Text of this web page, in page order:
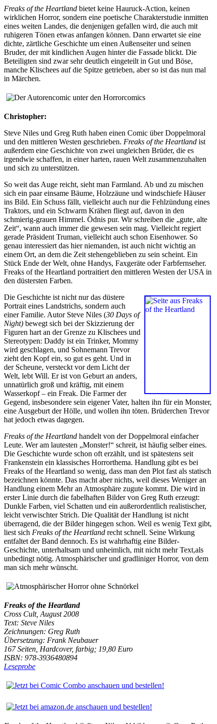
Freaks of the Heartland bietet keine Hauruck-Action, keinen
wirklichen Horror, sondern eine poetische Charakterstudie inmitten
eines weiten Landes, die denjenigen gefallen wird, die auch mit
ruhigeren Tönen etwas anfangen können. Dann erwartet sie eine
dichte, zärtliche Geschichte um einen Außenseiter und seinen
Bruder, der mit kindlichen Augen hinter die Fassade blickt. Die
Beteiligten sind zwar sehr deutlich eingeteilt in Gut und Böse,
manche Klischees auf die Spitze getrieben, aber so ist das nun mal
in Märchen.
Christopher:
Steve Niles und Greg Ruth haben einen Comic über Doppelmoral
und den mittleren Westen geschrieben. Freaks of the Heartland ist
außerdem eine Geschichte von zwei ungleichen Brüder, die es
irgendwie schaffen, in einer harten, rauen Welt zusammenzuhalten
und sich zu unterstützen.
So weit das Auge reicht, sieht man Farmland. Ab und zu mischen
sich ein paar einsame Bäume, Holzzäune und windschiefe Häuser
ins Bild. Ein Schuss fällt, vielleicht auch nur die Fehlzündung eines
Traktors, und ein Schwarm Krähen fliegt auf, davon in den
schmierig-grauen Himmel. Ödnis pur. Wir schreiben die „gute, alte
Zeit“, wann auch immer die gewesen sein mag. Vielleicht regiert
gerade Präsident Truman, vielleicht auch schon Eisenhower. So
genau interessiert das hier niemanden, ist auch nicht wichtig an
einem Ort, an dem die Zeit stehengeblieben zu sein scheint. Ein
Stück Ende der Welt, ohne Handys, Faxgeräte oder Farbfernseher.
Freaks of the Heartland portraitiert den mittleren Westen der USA in
den düstersten Farben.
Die Geschichte ist nicht nur das düstere
Portrait eines Landstrichs, sondern auch
einer Familie. Autor Steve Niles (30 Days of
Night) bewegt sich bei der Skizzierung der
Figuren hart an der Grenze zu Klischees und
Stereotypen: Daddy ist ein Trinker, Mommy
wird geschlagen, und Sohnemann Trevor
zieht den Kopf ein, so gut es geht. Und in
der Scheune, versteckt vor dem Licht der
Welt, lebt Will. Er ist von Geburt an anders,
unnatürlich groß und kräftig, mit einem
Wasserkopf – ein Freak. Die Farmer der
Gegend, insbesondere sein eigener Vater, halten ihn für ein Monster,
eine Ausgeburt der Hölle, und wollen ihn töten. Brüderchen Trevor
hat jedoch etwas dagegen.
Freaks of the Heartland handelt von der Doppelmoral einfacher
Leute. Wer am lautesten „Monster!“ schreit, ist häufig selber eines.
Die Geschichte wurde schon oft erzählt, und ist spätestens seit
Frankenstein ein klassisches Horrorthema. Handlung gibt es bei
Freaks of the Heartland so wenig, dass man den Plot fast als statisch
bezeichnen könnte. Das macht aber nichts, weil dieses Weniger an
Handlung einem Mehr an Atmosphäre zugute kommt. Die wird in
erster Linie durch die fabelhaften Bilder von Greg Ruth erzeugt:
Dunkle Farben, viel Schatten und ein außerordentlich realistischer,
leicht verwischter Strich. Die Qualität der Handlung ist nicht
überragend, die der Bilder hingegen schon. Weil es wenig Text gibt,
liest sich Freaks of the Heartland recht schnell. Seine Wirkung
entfaltet der Band dennoch. Es ist wahrhaftig eine Bilder-
Geschichte, unterhaltsam und unheimlich, mit nicht mehr Text,als
unbedingt nötig. Atmosphärischer und gradliniger Horror, von dem
man sich mehr wünscht.
Freaks of the Heartland
Cross Cult, August 2008
Text: Steve Niles
Zeichnungen: Greg Ruth
Übersetzung: Frank Neubauer
167 Seiten, Hardcover, farbig; 19,80 Euro
ISBN: 978-3936480894
Leseprobe